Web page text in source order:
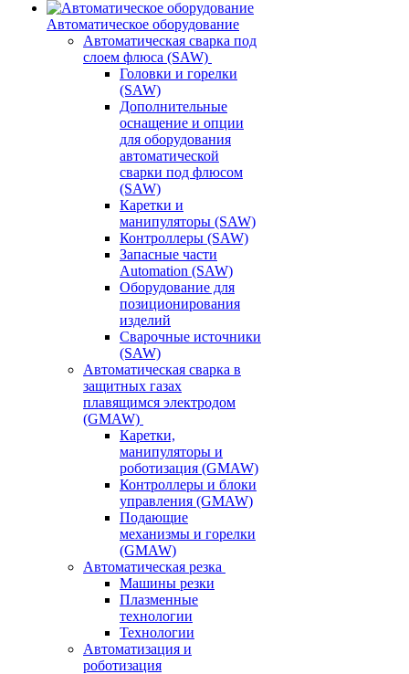
Автоматическое оборудование
Автоматическая сварка под
слоем флюса (SAW)
Головки и горелки
(SAW)
Дополнительные
оснащение и опции
для оборудования
автоматической
сварки под флюсом
(SAW)
Каретки и
манипуляторы (SAW)
Контроллеры (SAW)
Запасные части
Automation (SAW)
Оборудование для
позиционирования
изделий
Сварочные источники
(SAW)
Автоматическая сварка в
защитных газах
плавящимся электродом
(GMAW)
Каретки,
манипуляторы и
роботизация (GMAW)
Контроллеры и блоки
управления (GMAW)
Подающие
механизмы и горелки
(GMAW)
Автоматическая резка
Машины резки
Плазменные
технологии
Технологии
Автоматизация и
роботизация